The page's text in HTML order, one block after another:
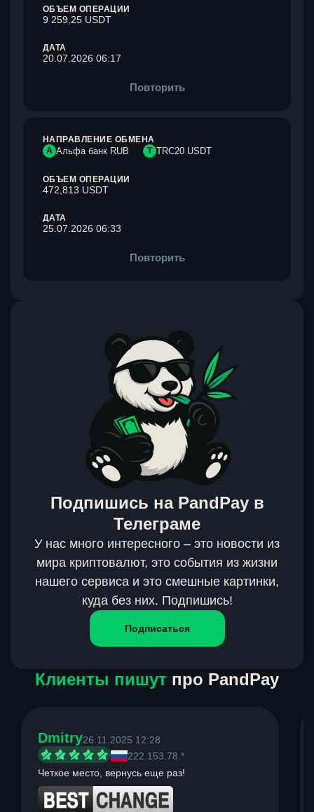
ОБЪЕМ ОПЕРАЦИИ
9 259,25 USDT
ДАТА
20.07.2026 06:17
Повторить
НАПРАВЛЕНИЕ ОБМЕНА
А Альфа банк RUB T TRC20 USDT
ОБЪЕМ ОПЕРАЦИИ
472,813 USDT
ДАТА
25.07.2026 06:33
Повторить
Подпишись на PandPay в
Телеграме
У нас много интересного – это новости из
мира криптовалют, это события из жизни
нашего сервиса и это смешные картинки,
куда без них. Подпишись!
Подписаться
Клиенты пишут про PandPay
Dmitry26.11.2025 12:28
222.153.78.*
Четкое место, вернусь еще раз!